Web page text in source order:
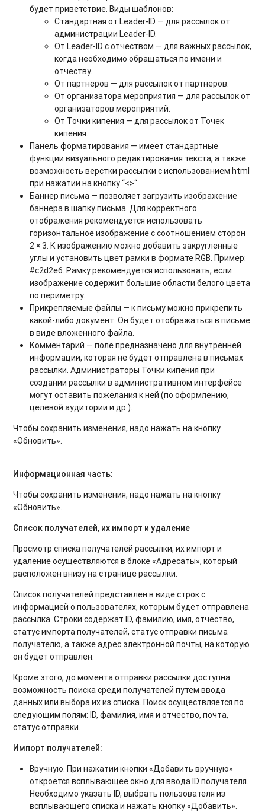
будет приветствие. Виды шаблонов:
Стандартная от Leader-ID — для рассылок от
администрации Leader-ID.
От Leader-ID с отчеством — для важных рассылок,
когда необходимо обращаться по имени и
отчеству.
От партнеров — для рассылок от партнеров.
От организатора мероприятия — для рассылок от
организаторов мероприятий.
От Точки кипения — для рассылок от Точек
кипения.
Панель форматирования — имеет стандартные
функции визуального редактирования текста, а также
возможность верстки рассылки c использованием html
при нажатии на кнопку “<>“.
Баннер письма — позволяет загрузить изображение
баннера в шапку письма. Для корректного
отображения рекомендуется использовать
горизонтальное изображение с соотношением сторон
2 × 3. К изображению можно добавить закругленные
углы и установить цвет рамки в формате RGB. Пример:
#c2d2e6. Рамку рекомендуется использовать, если
изображение содержит большие области белого цвета
по периметру.
Прикрепляемые файлы — к письму можно прикрепить
какой-либо документ. Он будет отображаться в письме
в виде вложенного файла.
Комментарий — поле предназначено для внутренней
информации, которая не будет отправлена в письмах
рассылки. Администраторы Точки кипения при
создании рассылки в административном интерфейсе
могут оставить пожелания к ней (по оформлению,
целевой аудитории и др.).
Чтобы сохранить изменения, надо нажать на кнопку
«Обновить».
Информационная часть:
Чтобы сохранить изменения, надо нажать на кнопку
«Обновить».
Список получателей, их импорт и удаление
Просмотр списка получателей рассылки, их импорт и
удаление осуществляются в блоке «Адресаты», который
расположен внизу на странице рассылки.
Список получателей представлен в виде строк с
информацией о пользователях, которым будет отправлена
рассылка. Строки содержат ID, фамилию, имя, отчество,
статус импорта получателей, статус отправки письма
получателю, а также адрес электронной почты, на которую
он будет отправлен.
Кроме этого, до момента отправки рассылки доступна
возможность поиска среди получателей путем ввода
данных или выбора их из списка. Поиск осуществляется по
следующим полям: ID, фамилия, имя и отчество, почта,
статус отправки.
Импорт получателей:
Вручную. При нажатии кнопки «Добавить вручную»
откроется всплывающее окно для ввода ID получателя.
Необходимо указать ID, выбрать пользователя из
всплывающего списка и нажать кнопку «Добавить».